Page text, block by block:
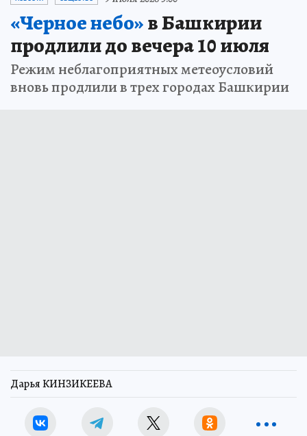
«Черное небо»в Башкирии
продлили до вечера 10 июля
Режим неблагоприятных метеоусловий
вновь продлили в трех городах Башкирии
Дарья КИНЗИКЕЕВА